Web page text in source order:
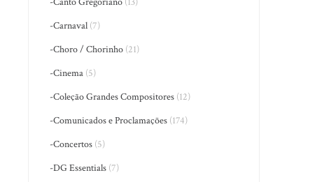
-Carnaval (7)
-Choro / Chorinho (21)
-Cinema (5)
-Coleção Grandes Compositores (12)
-Comunicados e Proclamações (174)
-Concertos (5)
-DG Essentials (7)